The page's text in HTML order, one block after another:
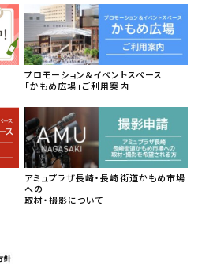
プロモーション＆イベントスペース
「かもめ広場」ご利用案内
アミュプラザ長崎・長崎街道かもめ市場
への
取材・撮影について